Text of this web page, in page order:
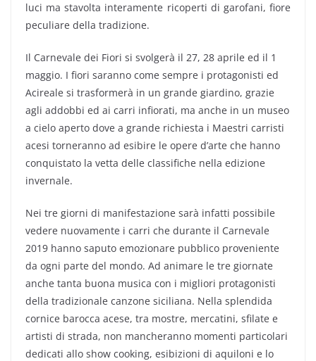
luci ma stavolta interamente ricoperti di garofani, fiore
peculiare della tradizione.
Il Carnevale dei Fiori si svolgerà il 27, 28 aprile ed il 1
maggio. I fiori saranno come sempre i protagonisti ed
Acireale si trasformerà in un grande giardino, grazie
agli addobbi ed ai carri infiorati, ma anche in un museo
a cielo aperto dove a grande richiesta i Maestri carristi
acesi torneranno ad esibire le opere d’arte che hanno
conquistato la vetta delle classifiche nella edizione
invernale.
Nei tre giorni di manifestazione sarà infatti possibile
vedere nuovamente i carri che durante il Carnevale
2019 hanno saputo emozionare pubblico proveniente
da ogni parte del mondo. Ad animare le tre giornate
anche tanta buona musica con i migliori protagonisti
della tradizionale canzone siciliana. Nella splendida
cornice barocca acese, tra mostre, mercatini, sfilate e
artisti di strada, non mancheranno momenti particolari
dedicati allo show cooking, esibizioni di aquiloni e lo